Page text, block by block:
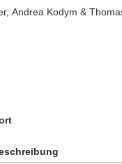
Andrea Kodym &